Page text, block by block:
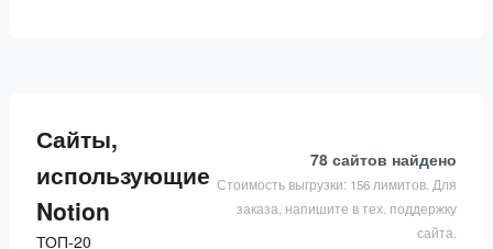
Сайты,
использующие
Notion
ТОП-20
78 сайтов найдено
Стоимость выгрузки: 156 лимитов. Для
заказа, напишите в тех. поддержку
сайта.